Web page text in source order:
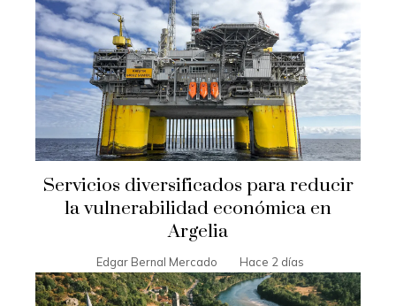
Servicios diversificados para reducir
la vulnerabilidad económica en
Argelia
Edgar Bernal Mercado Hace 2 días